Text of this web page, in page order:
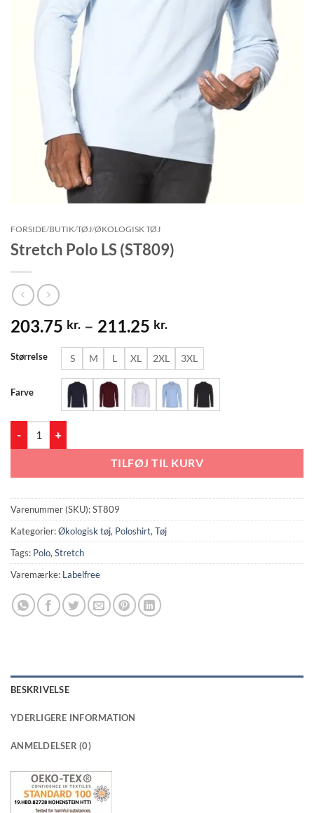
FORSIDE/BUTIK/TØJ/ØKOLOGISK TØJ
Stretch Polo LS (ST809)
203.75 kr. – 211.25 kr.Prisinterval:
til
211.25 kr.
Størrelse S M L XL 2XL 3XL
Farve
TILFØJ TIL KURV
Varenummer (SKU):ST809
Kategorier:Økologisk tøj, Poloshirt, Tøj
Tags: Polo, Stretch
Varemærke: Labelfree
BESKRIVELSE
YDERLIGERE INFORMATION
ANMELDELSER (0)